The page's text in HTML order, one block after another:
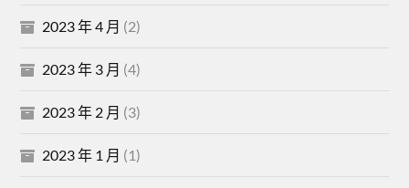
2023 年 4 月 (2)
2023 年 3 月 (4)
2023 年 2 月 (3)
2023 年 1 月 (1)